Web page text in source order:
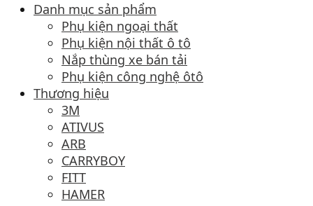
Danh mục sản phẩm
Phụ kiện ngoại thất
Phụ kiện nội thất ô tô
Nắp thùng xe bán tải
Phụ kiện công nghệ ôtô
Thương hiệu
3M
ATIVUS
ARB
CARRYBOY
FITT
HAMER